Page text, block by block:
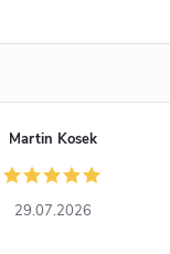
Martin Kosek
29.07.2026